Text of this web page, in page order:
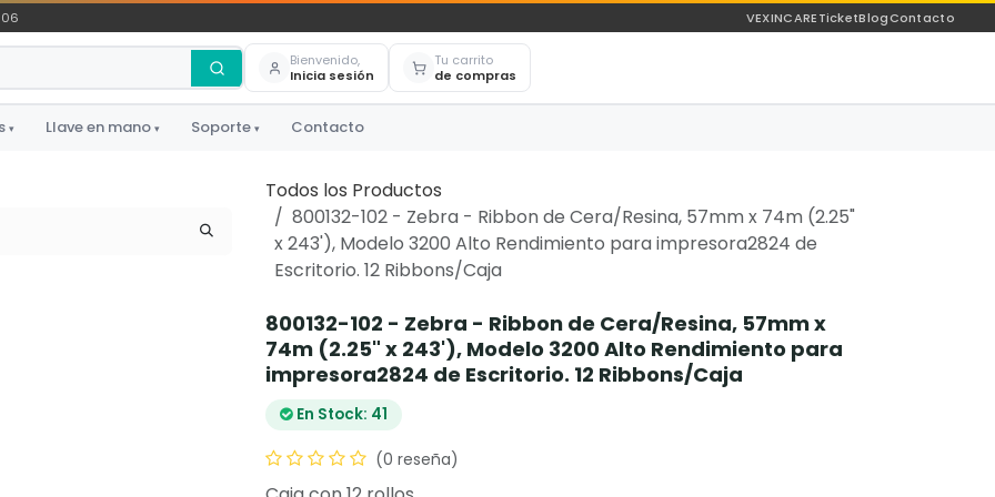
VEXINCARETicketBlogContacto
Bienvenido,
Inicia sesión
Tu carrito
de compras
▾ Llave en mano ▾ Soporte ▾ Contacto
Todos los Productos
800132-102 - Zebra - Ribbon de Cera/Resina, 57mm x 74m (2.25"
x 243'), Modelo 3200 Alto Rendimiento para impresora2824 de
Escritorio. 12 Ribbons/Caja
800132-102 - Zebra - Ribbon de Cera/Resina, 57mm x
74m (2.25" x 243'), Modelo 3200 Alto Rendimiento para
impresora2824 de Escritorio. 12 Ribbons/Caja
En Stock: 41
(0 reseña)